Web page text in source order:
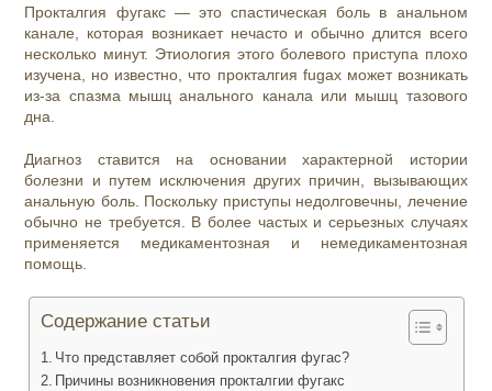
Прокталгия фугакс — это спастическая боль в анальном
канале, которая возникает нечасто и обычно длится всего
несколько минут. Этиология этого болевого приступа плохо
изучена, но известно, что прокталгия fugax может возникать
из-за спазма мышц анального канала или мышц тазового
дна.
Диагноз ставится на основании характерной истории
болезни и путем исключения других причин, вызывающих
анальную боль. Поскольку приступы недолговечны, лечение
обычно не требуется. В более частых и серьезных случаях
применяется медикаментозная и немедикаментозная
помощь.
Содержание статьи
Что представляет собой прокталгия фугас?
Причины возникновения прокталгии фугакс